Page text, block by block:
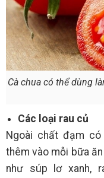
Cà chua có thể dùng
Các loại rau củ
Ngoài chất đạm
thêm vào mỗi bữa
như súp lơ xanh,